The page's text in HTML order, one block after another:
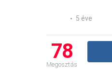
5 éve
78
Megosztás